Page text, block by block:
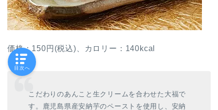
価格：150円(税込)、カロリー：140kcal
こだわりのあんこと生クリームを合わせた大福で
す。鹿児島県産安納芋のペーストを使用し、安納
目次へ